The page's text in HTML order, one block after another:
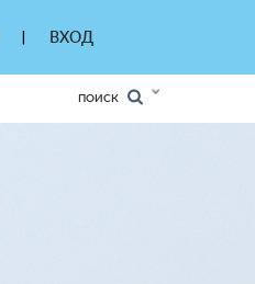
ВХОД
ПОИСК